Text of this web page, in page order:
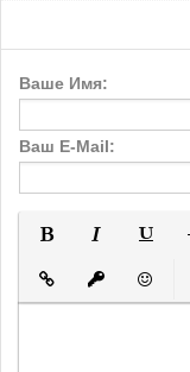
Ваше Имя:
Ваш E-Mail:
Вставить